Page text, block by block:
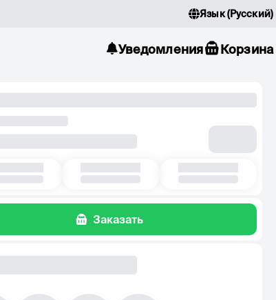
Язык(Русский)
Уведомления Корзина
Заказать